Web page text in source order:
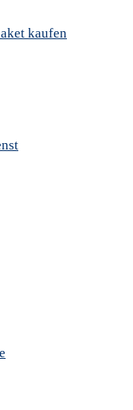
kaufen